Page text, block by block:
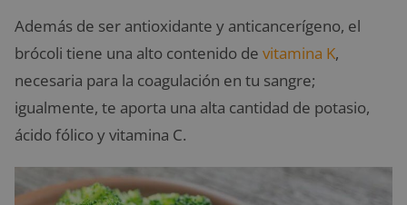
Además de ser antioxidante y anticancerígeno, el
brócoli tiene una alto contenido de vitamina K,
necesaria para la coagulación en tu sangre;
igualmente, te aporta una alta cantidad de potasio,
ácido fólico y vitamina C.